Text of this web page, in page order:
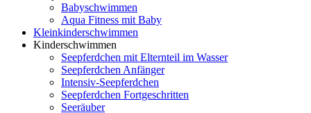
Babyschwimmen
Aqua Fitness mit Baby
Kleinkinderschwimmen
Kinderschwimmen
Seepferdchen mit Elternteil im Wasser
Seepferdchen Anfänger
Intensiv-Seepferdchen
Seepferdchen Fortgeschritten
Seeräuber